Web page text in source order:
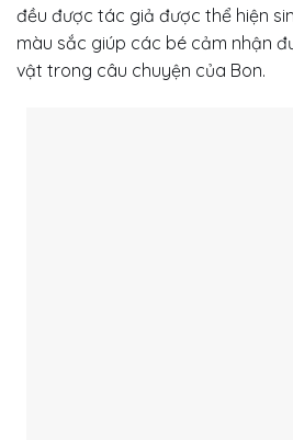
đều được tác giả được thể hiện
màu sắc giúp các bé cảm nhận
vật trong câu chuyện của Bon.